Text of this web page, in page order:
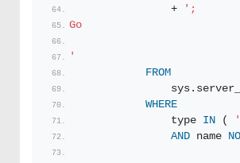
                +
';
Go
'
FROM
WHERE
                type
IN (
AND name